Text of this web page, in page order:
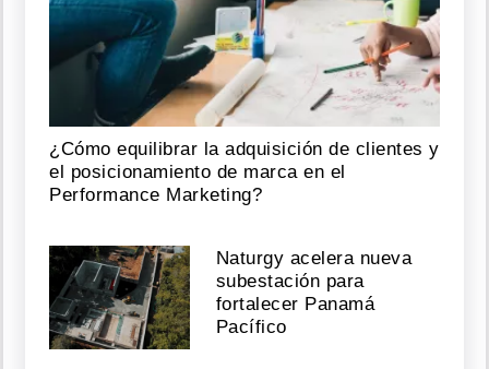
¿Cómo equilibrar la adquisición de clientes y
el posicionamiento de marca en el
Performance Marketing?
Naturgy acelera nueva
subestación para
fortalecer Panamá
Pacífico